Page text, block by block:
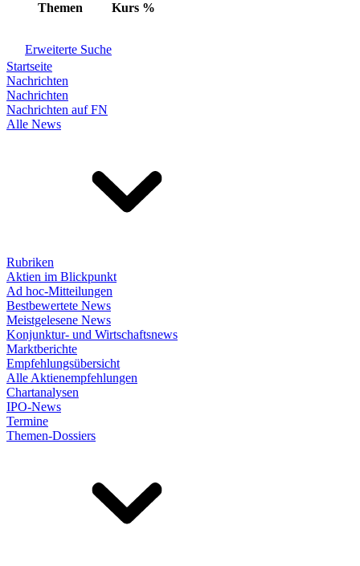
Themen Kurs %
Erweiterte Suche
Startseite
Nachrichten
Nachrichten
Nachrichten auf FN
Alle News
Rubriken
Aktien im Blickpunkt
Ad hoc-Mitteilungen
Bestbewertete News
Meistgelesene News
Konjunktur- und Wirtschaftsnews
Marktberichte
Empfehlungsübersicht
Alle Aktienempfehlungen
Chartanalysen
IPO-News
Termine
Themen-Dossiers